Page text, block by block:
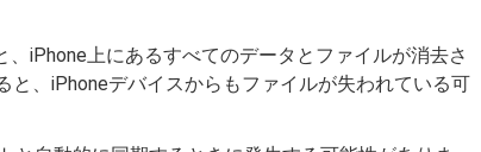
iPhone上にあるすべてのデータとファイルが消去さ
と、iPhoneデバイスからもファイルが失われている可